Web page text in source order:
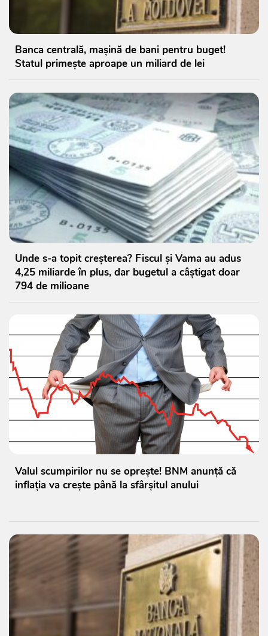
Banca centrală, mașină de bani pentru buget!
Statul primește aproape un miliard de lei
Unde s-a topit creșterea? Fiscul și Vama au adus
4,25 miliarde în plus, dar bugetul a câștigat doar
794 de milioane
Valul scumpirilor nu se oprește! BNM anunță că
inflația va crește până la sfârșitul anului